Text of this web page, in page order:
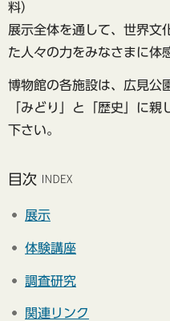
料）
展示全体を通して、世界文
た人々の力をみなさまに体
博物館の各施設は、広見公
「みどり」と「歴史」に
下さい。
目次
展示
体験講座
調査研究
関連リンク